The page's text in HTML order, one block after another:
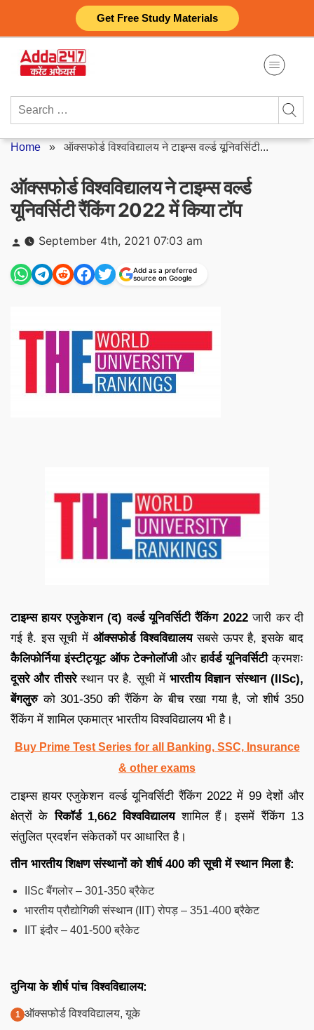
Get Free Study Materials
content
Search
Home » ऑक्सफोर्ड विश्वविद्यालय ने टाइम्स वर्ल्ड यूनिवर्सिटी...
ऑक्सफोर्ड विश्वविद्यालय ने टाइम्स वर्ल्ड
यूनिवर्सिटी रैंकिंग 2022 में किया टॉप
Posted
by
September 4th, 2021 07:03 am
Add as a preferred
source on Google
टाइम्स हायर एजुकेशन (द) वर्ल्ड यूनिवर्सिटी रैंकिंग 2022जारी कर दी
गई है. इस सूची मेंऑक्सफोर्ड विश्वविद्यालयसबसे ऊपर है, इसके बाद
कैलिफोर्निया इंस्टीट्यूट ऑफ टेक्नोलॉजीऔरहार्वर्ड यूनिवर्सिटीक्रमशः
दूसरे और तीसरेस्थान पर है. सूची मेंभारतीय विज्ञान संस्थान (IISc),
बेंगलुरुको 301-350 की रैंकिंग के बीच रखा गया है, जो शीर्ष 350
रैंकिंग में शामिल एकमात्र भारतीय विश्वविद्यालय भी है।
Buy Prime Test Series for all Banking, SSC, Insurance
& other exams
टाइम्स हायर एजुकेशन वर्ल्ड यूनिवर्सिटी रैंकिंग 2022 में 99 देशों और
क्षेत्रों केरिकॉर्ड 1,662 विश्वविद्यालयशामिल हैं। इसमें रैंकिंग 13
संतुलित प्रदर्शन संकेतकों पर आधारित है।
तीन भारतीय शिक्षण संस्थानों को शीर्ष 400 की सूची में स्थान मिला है:
IISc बैंगलोर – 301-350 ब्रैकेट
भारतीय प्रौद्योगिकी संस्थान (IIT) रोपड़ – 351-400 ब्रैकेट
IIT इंदौर – 401-500 ब्रैकेट
दुनिया के शीर्ष पांच विश्वविद्यालय:
ऑक्सफोर्ड विश्वविद्यालय, यूके